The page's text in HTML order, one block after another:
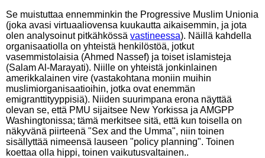
Se muistuttaa ennemminkin the Progressive Muslim Unionia
(joka avasi virtuaaliovensa kuukautta aikaisemmin, ja jota
olen analysoinut pitkähkössä vastineessa). Näillä kahdella
organisaatiolla on yhteistä henkilöstöä, jotkut
vasemmistolaisia (Ahmed Nassef) ja toiset islamisteja
(Salam Al-Marayati). Niille on yhteistä jonkinlainen
amerikkalainen vire (vastakohtana moniin muihin
muslimiorganisaatioihin, jotka ovat enemmän
emigranttityyppisiä). Niiden suurimpana erona näyttää
olevan se, että PMU sijaitsee New Yorkissa ja AMGPP
Washingtonissa; tämä merkitsee sitä, että kun toisella on
näkyvänä piirteenä "Sex and the Umma", niin toinen
sisällyttää nimeensä lauseen "policy planning". Toinen
koettaa olla hippi, toinen vaikutusvaltainen..